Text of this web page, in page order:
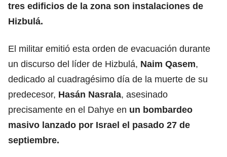
tres edificios de la zona son instalaciones de
Hizbulá.
El militar emitió esta orden de evacuación durante
un discurso del líder de Hizbulá, Naim Qasem,
dedicado al cuadragésimo día de la muerte de su
predecesor, Hasán Nasrala, asesinado
precisamente en el Dahye en un bombardeo
masivo lanzado por Israel el pasado 27 de
septiembre.